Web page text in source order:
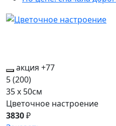
акция +77
5(200)
35 x 50см
Цветочное настроение
3830₽